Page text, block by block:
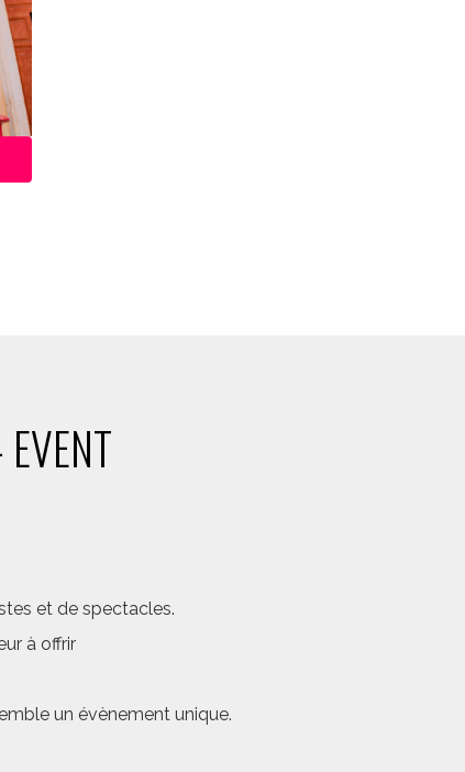
et de spectacles.
à offrir
un évènement unique.